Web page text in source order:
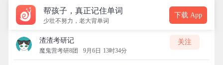
帮孩子，真正记住单词
少壮不努力，老大背单词
下载 App
渣渣考研记
魔鬼营考研8团 9月6日 13时34分
关注